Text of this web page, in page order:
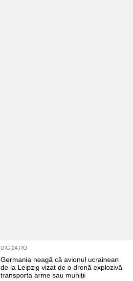
DIGI24.RO
Germania neagă că avionul ucrainean
de la Leipzig vizat de o dronă explozivă
transporta arme sau muniții